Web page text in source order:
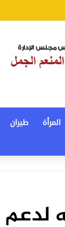
المرأة طيران
جنيه لدعم